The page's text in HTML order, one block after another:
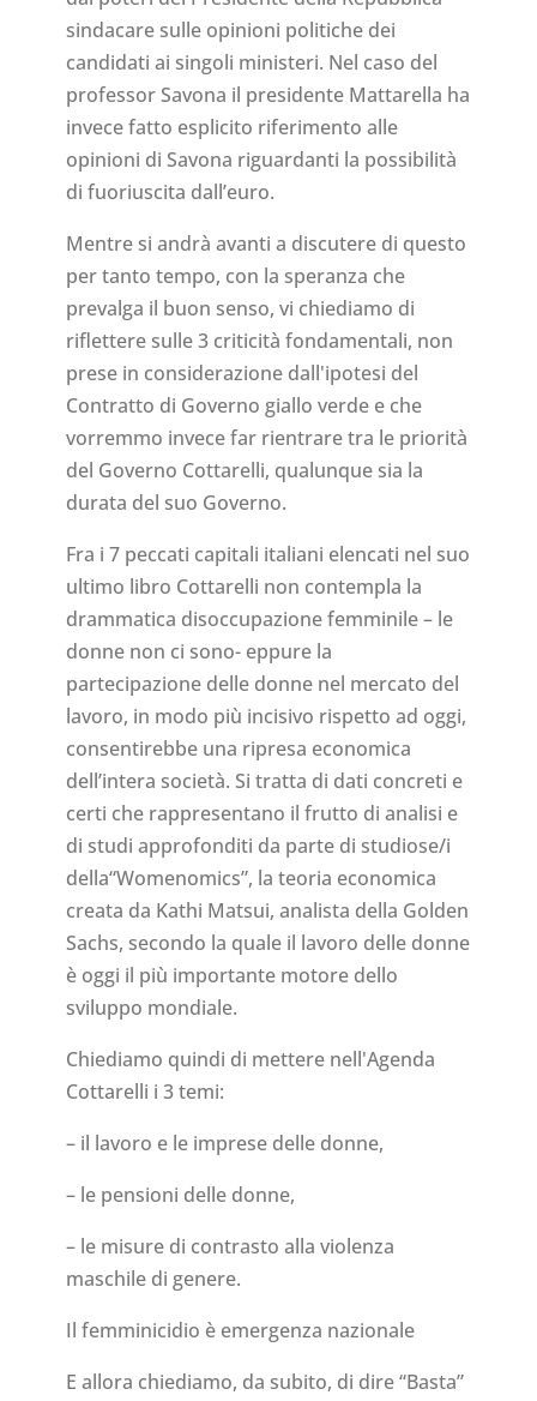
sindacare sulle opinioni politiche dei
candidati ai singoli ministeri. Nel caso del
professor Savona il presidente Mattarella ha
invece fatto esplicito riferimento alle
opinioni di Savona riguardanti la possibilità
di fuoriuscita dall’euro.
Mentre si andrà avanti a discutere di questo
per tanto tempo, con la speranza che
prevalga il buon senso, vi chiediamo di
riflettere sulle 3 criticità fondamentali, non
prese in considerazione dall'ipotesi del
Contratto di Governo giallo verde e che
vorremmo invece far rientrare tra le priorità
del Governo Cottarelli, qualunque sia la
durata del suo Governo.
Fra i 7 peccati capitali italiani elencati nel suo
ultimo libro Cottarelli non contempla la
drammatica disoccupazione femminile – le
donne non ci sono- eppure la
partecipazione delle donne nel mercato del
lavoro, in modo più incisivo rispetto ad oggi,
consentirebbe una ripresa economica
dell’intera società. Si tratta di dati concreti e
certi che rappresentano il frutto di analisi e
di studi approfonditi da parte di studiose/i
della“Womenomics”, la teoria economica
creata da Kathi Matsui, analista della Golden
Sachs, secondo la quale il lavoro delle donne
è oggi il più importante motore dello
sviluppo mondiale.
Chiediamo quindi di mettere nell'Agenda
Cottarelli i 3 temi:
– il lavoro e le imprese delle donne,
– le pensioni delle donne,
– le misure di contrasto alla violenza
maschile di genere.
Il femminicidio è emergenza nazionale
E allora chiediamo, da subito, di dire “Basta”